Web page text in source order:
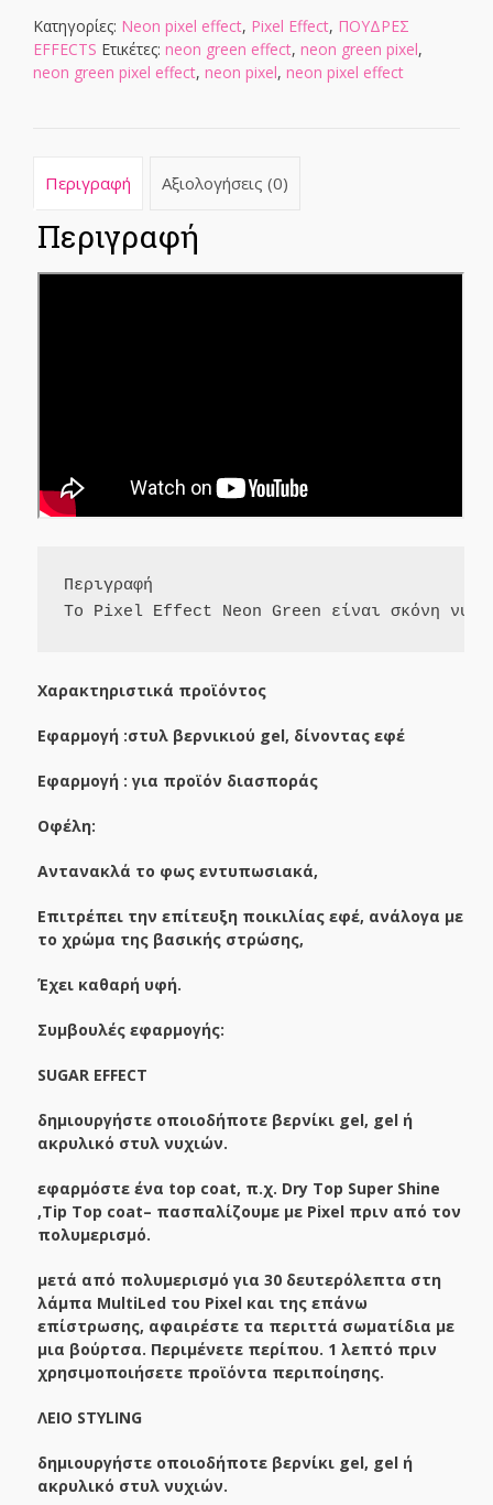
Κατηγορίες: Neon pixel effect, Pixel Effect, ΠΟΥΔΡΕΣ
EFFECTS Ετικέτες: neon green effect, neon green pixel,
neon green pixel effect, neon pixel, neon pixel effect
Περιγραφή Αξιολογήσεις (0)
Περιγραφή
Περιγραφή
Χαρακτηριστικά προϊόντος
Εφαρμογή :στυλ βερνικιού gel, δίνοντας εφέ
Εφαρμογή : για προϊόν διασποράς
Οφέλη:
Αντανακλά το φως εντυπωσιακά,
Επιτρέπει την επίτευξη ποικιλίας εφέ, ανάλογα με
το χρώμα της βασικής στρώσης,
Έχει καθαρή υφή.
Συμβουλές εφαρμογής:
SUGAR EFFECT
δημιουργήστε οποιοδήποτε βερνίκι gel, gel ή
ακρυλικό στυλ νυχιών.
εφαρμόστε ένα top coat, π.χ. Dry Top Super Shine
,Tip Top coat– πασπαλίζουμε με Pixel πριν από τον
πολυμερισμό.
μετά από πολυμερισμό για 30 δευτερόλεπτα στη
λάμπα MultiLed του Pixel και της επάνω
επίστρωσης, αφαιρέστε τα περιττά σωματίδια με
μια βούρτσα. Περιμένετε περίπου. 1 λεπτό πριν
χρησιμοποιήσετε προϊόντα περιποίησης.
ΛΕΙΟ STYLING
δημιουργήστε οποιοδήποτε βερνίκι gel, gel ή
ακρυλικό στυλ νυχιών.